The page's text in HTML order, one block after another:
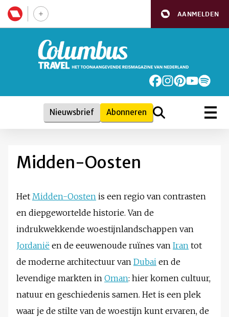
AANMELDEN
Nieuwsbrief Abonneren
Midden-Oosten
Het Midden-Oosten is een regio van contrasten
en diepgewortelde historie. Van de
indrukwekkende woestijnlandschappen van
Jordanië en de eeuwenoude ruïnes van Iran tot
de moderne architectuur van Dubai en de
levendige markten in Oman: hier komen cultuur,
natuur en geschiedenis samen. Het is een plek
waar je de stilte van de woestijn kunt ervaren, de